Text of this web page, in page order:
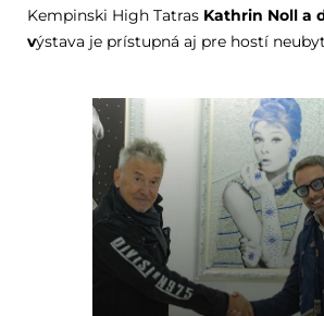
Kempinski High Tatras Kathrin Noll a
výstava je prístupná aj pre hostí